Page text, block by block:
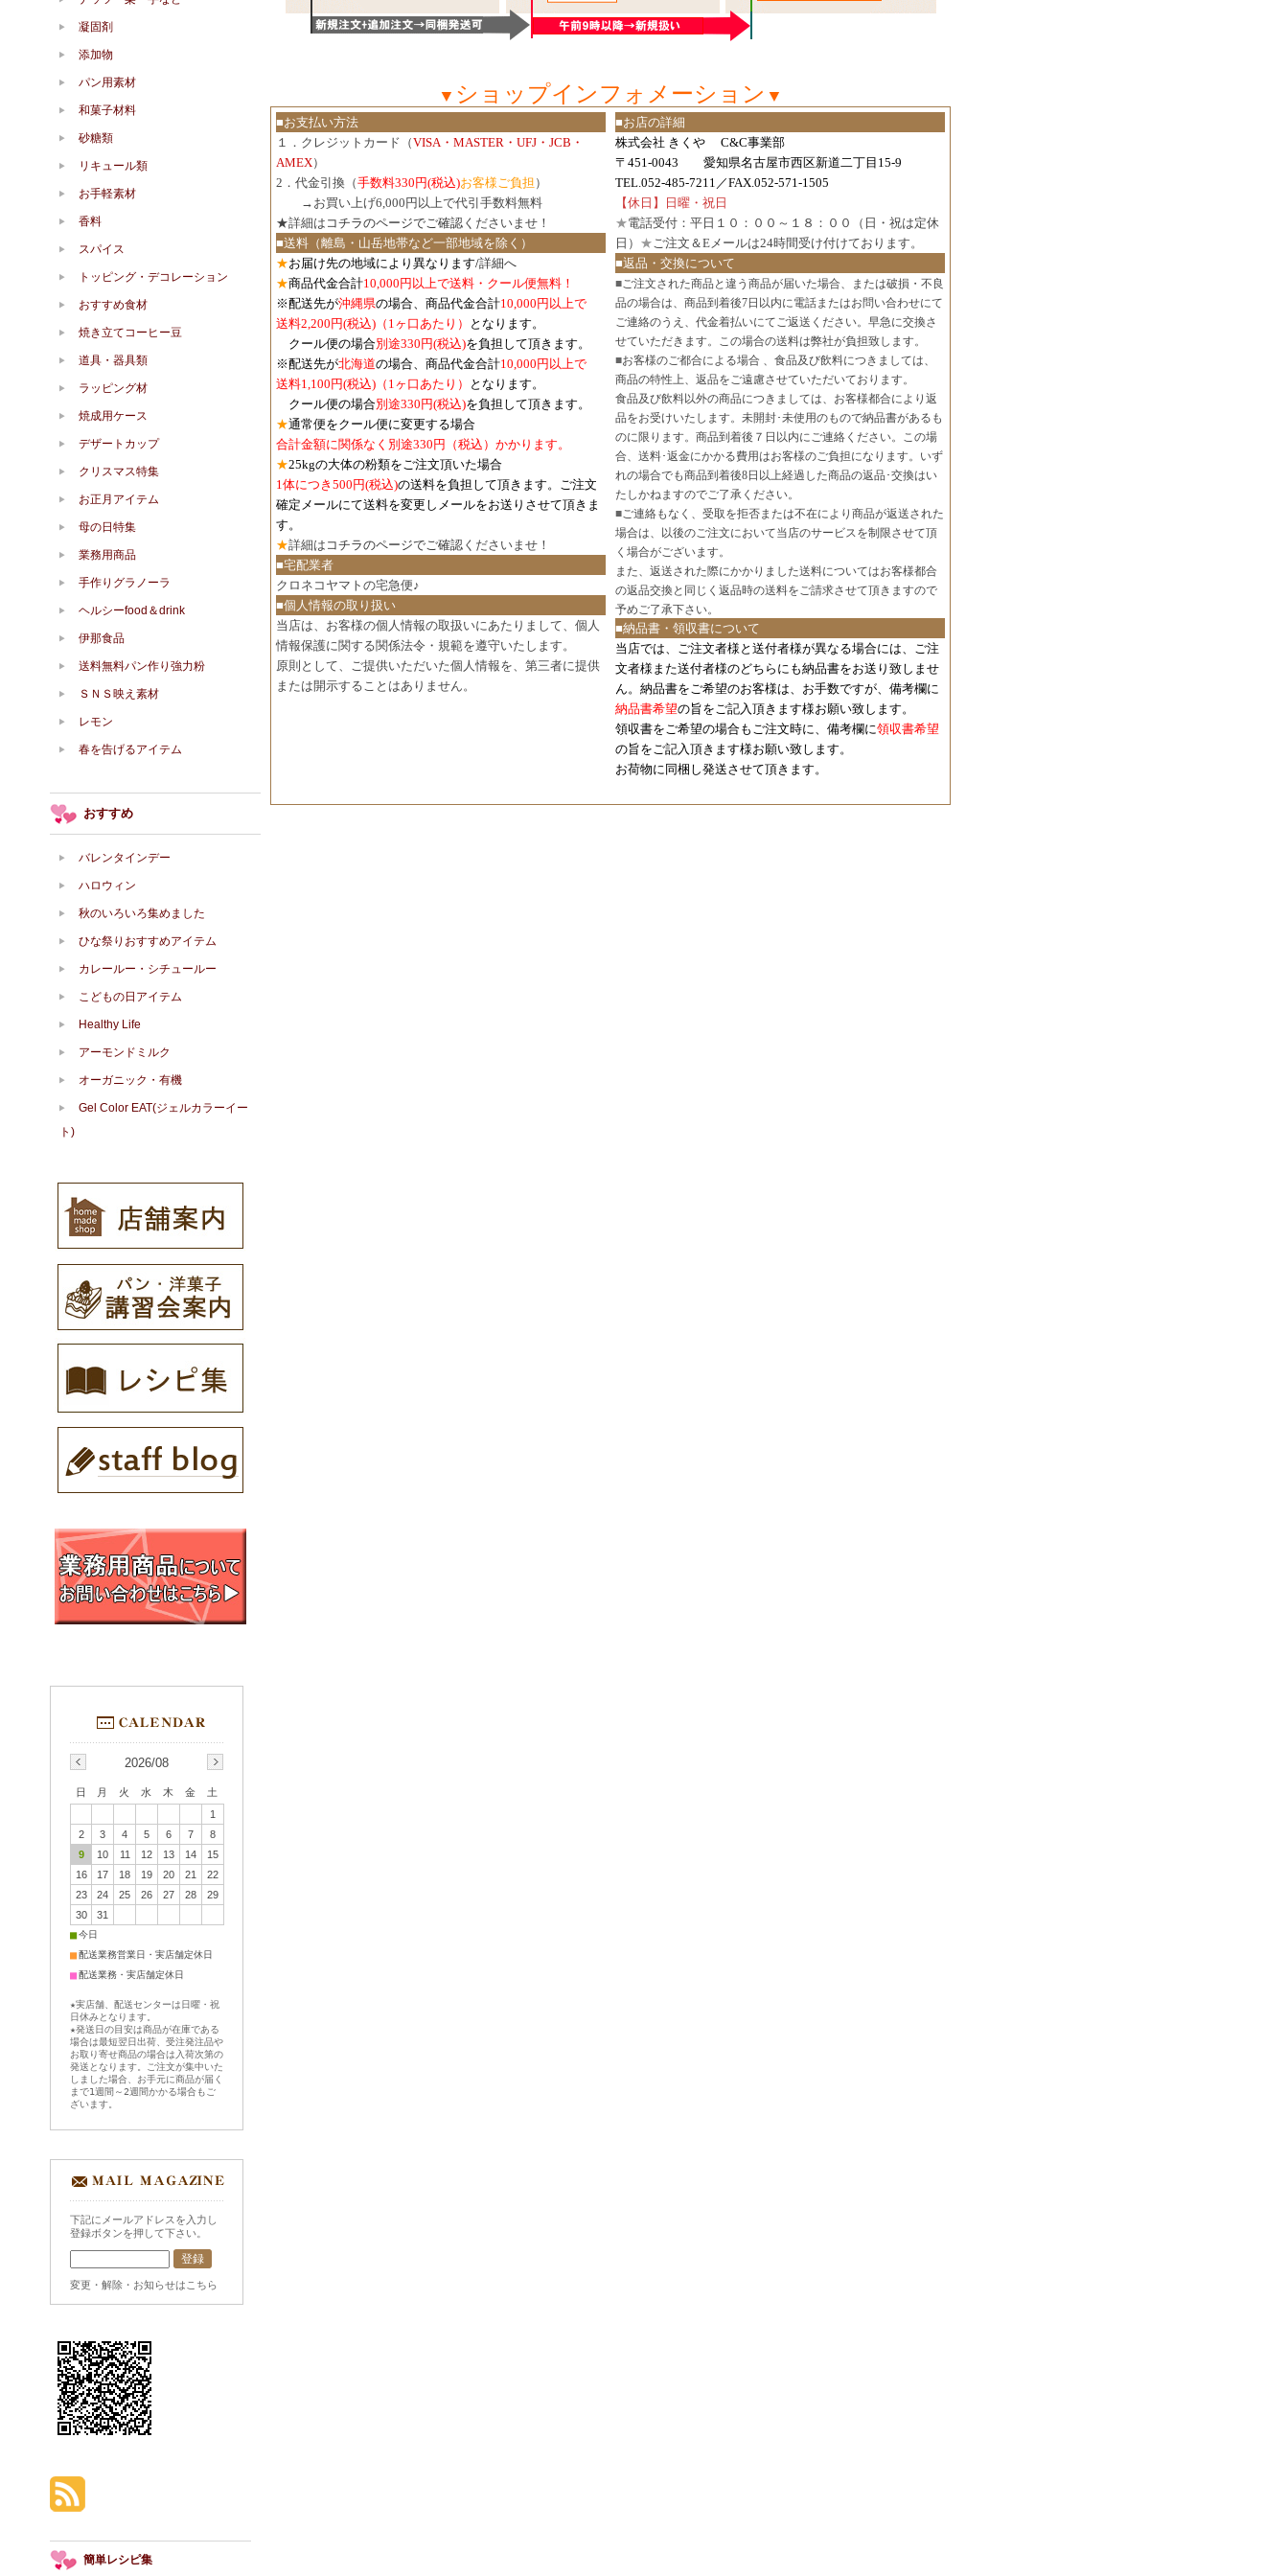
▼ ショップインフォメーション ▼
■お支払い方法
１．クレジットカード（VISA・MASTER・UFJ・JCB・
AMEX）
2．代金引換（手数料330円(税込)お客様ご負担 ）
→お買い上げ6,000円以上で代引手数料無料
★詳細は コチラのページでご確認 くださいませ！
■送料（離島・山岳地帯など一部地域を除く）
★お届け先の地域により異なります/詳細へ
★商品代金合計10,000円以上で送料・クール便無料！
※配送先が沖縄県の場合、商品代金合計10,000円以上で
送料2,200円(税込)（1ヶ口あたり）
となります。
クール便の場合別途330円(税込)を負担して頂きます。
※配送先が北海道の場合、商品代金合計10,000円以上で
送料1,100円(税込) （1ヶ口あたり）
となります。
クール便の場合別途330円(税込)を負担して頂きます。
★通常便をクール便に変更する場合
合計金額に関係なく別途330円（税込）かかります。
★25kgの大体の粉類をご注文頂いた場合
1体につき500円(税込)の送料を負担して頂きます。ご注文
確定メールにて送料を変更しメールをお送りさせて頂きま
す。
★詳細は コチラのページでご確認 くださいませ！
■宅配業者
クロネコヤマトの宅急便♪
■個人情報の取り扱い
当店は、お客様の個人情報の取扱いにあたりまして、個人
情報保護に関する関係法令・規範を遵守いたします。
原則として、ご提供いただいた個人情報を、第三者に提供
または開示することはありません。
■お店の詳細
株式会社 きくや C&C事業部
〒451-0043 愛知県名古屋市西区新道二丁目15-9
TEL.052-485-7211／FAX.052-571-1505
【休日】日曜・祝日
★電話受付：平日１０：００～１８：００（日・祝は定休
日） ★ ご注文＆Eメールは24時間受け付けております。
■返品・交換について
■ ご注文された商品と違う商品が届いた場合、または破損・不良
品の場合は、商品到着後7日以内に電話またはお問い合わせにて
ご連絡のうえ、代金着払いにてご返送ください。早急に交換さ
せていただきます。この場合の送料は弊社が負担致します。
■お客様のご都合による場合 、食品及び飲料につきましては、
商品の特性上、返品をご遠慮させていただいております。
食品及び飲料以外の商品につきましては、お客様都合により返
品をお受けいたします。未開封･未使用のもので納品書があるも
のに限ります。商品到着後７日以内にご連絡ください。この場
合、送料･返金にかかる費用はお客様のご負担になります。いず
れの場合でも商品到着後8日以上経過した商品の返品･交換はい
たしかねますのでご了承ください。
■ ご連絡もなく、受取を拒否または不在により商品が返送された
場合は、以後のご注文において当店のサービスを制限させて頂
く場合がございます。
また、返送された際にかかりました送料についてはお客様都合
の返品交換と同じく返品時の送料をご請求させて頂きますので
予めご了承下さい。
■納品書・領収書について
当店では、ご注文者様と送付者様が異なる場合には、
ご注
文者様また送付者様のどちらにも納品書をお送り致しませ
ん。納品書をご希望のお客様は、お手数ですが、備考欄に
納品書希望の旨をご記入頂きます様お願い致します。
領収書をご希望の場合もご注文時に、備考欄に領収書希望
の旨をご記入頂きます様お願い致します。
お荷物に同梱し発送させて頂きます。
凝固剤
添加物
パン用素材
和菓子材料
砂糖類
リキュール類
お手軽素材
香料
スパイス
トッピング・デコレーション
おすすめ食材
焼き立てコーヒー豆
道具・器具類
ラッピング材
焼成用ケース
デザートカップ
クリスマス特集
お正月アイテム
母の日特集
業務用商品
手作りグラノーラ
ヘルシーfood＆drink
伊那食品
送料無料パン作り強力粉
ＳＮＳ映え素材
レモン
春を告げるアイテム
おすすめ
バレンタインデー
ハロウィン
秋のいろいろ集めました
ひな祭りおすすめアイテム
カレールー・シチュールー
こどもの日アイテム
Healthy Life
アーモンドミルク
オーガニック・有機
Gel Color EAT(ジェルカラーイー
ト)
2026/08
日 月 火 水 木 金
土
1
2
3 4 5 6 7
8
9
10 11 12 13 14
15
16
17 18 19 20 21
22
23
24 25 26 27 28
29
30
31
■今日
■配送業務営業日・実店舗定休日
■配送業務・実店舗定休日
★実店舗、配送センターは日曜・祝
日休みとなります。
★発送日の目安は商品が在庫である
場合は最短翌日出荷、受注発注品や
お取り寄せ商品の場合は入荷次第の
発送となります。ご注文が集中いた
しました場合、お手元に商品が届く
まで1週間～2週間かかる場合もご
ざいます。
下記にメールアドレスを入力し
登録ボタンを押して下さい。
変更・解除・お知らせはこちら
簡単レシピ集